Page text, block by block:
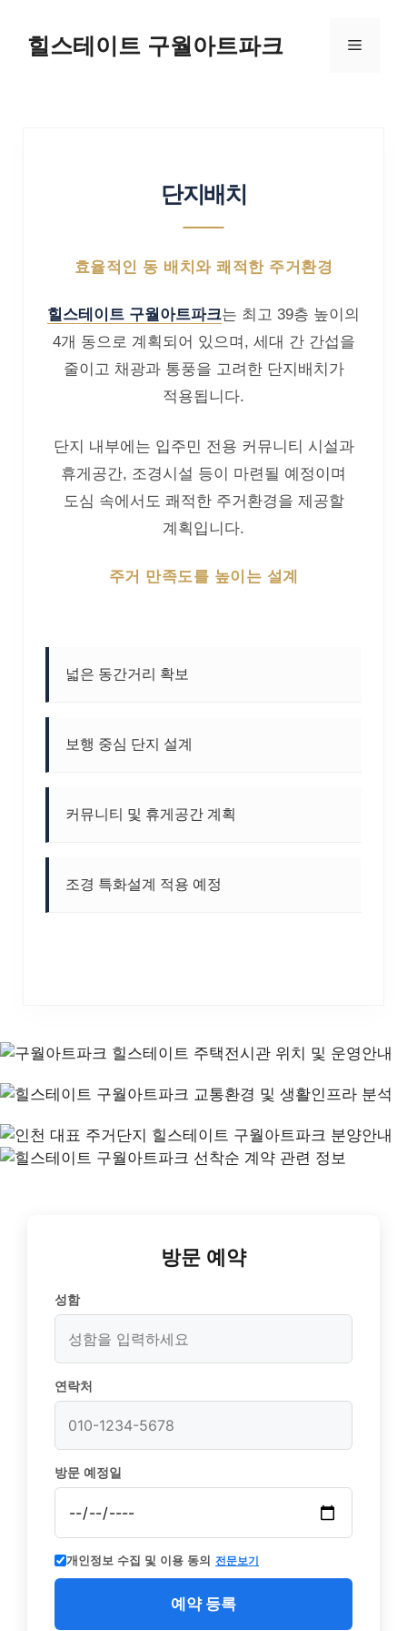
힐스테이트 구월아트파크
단지배치
효율적인 동 배치와 쾌적한 주거환경
힐스테이트 구월아트파크는 최고 39층 높이의
4개 동으로 계획되어 있으며, 세대 간 간섭을
줄이고 채광과 통풍을 고려한 단지배치가
적용됩니다.
단지 내부에는 입주민 전용 커뮤니티 시설과
휴게공간, 조경시설 등이 마련될 예정이며
도심 속에서도 쾌적한 주거환경을 제공할
계획입니다.
주거 만족도를 높이는 설계
넓은 동간거리 확보
보행 중심 단지 설계
커뮤니티 및 휴게공간 계획
조경 특화설계 적용 예정
방문 예약
성함
연락처
방문 예정일
개인정보 수집 및 이용 동의 전문보기
예약 등록